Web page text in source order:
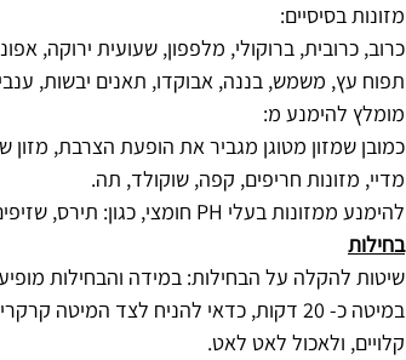
מזונות בסיסיים:
כרוב, כרובית, ברוקולי, מלפפון, שעועית ירוקה,
תפוח עץ, משמש, בננה, אבוקדו, תאנים יבשות,
מומלץ להימנע מ:
כמובן שמזון מטוגן מגביר את הופעת הצרבת, מזון
מדיי, מזונות חריפים, קפה, שוקולד, תה.
להימנע ממזונות בעלי PH חומצי, כגון: תירס, שזיפים, אמרנט, שיבולת שועל, קינואה, אורז לבן, שיפון, כוסמין.
בחילות
שיטות להקלה על הבחילות: במידה והבחילות
במיטה כ- 20 דקות, כדאי להניח לצד
קלויים, ולאכול לאט לאט.